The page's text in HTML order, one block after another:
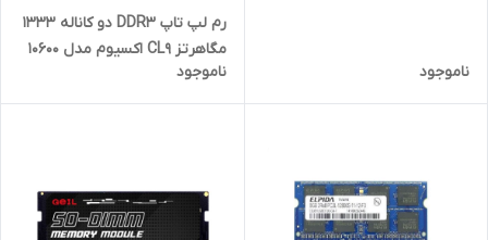
ناموجود
رم لپ تاپ DDR3 دو کاناله 1333
مگاهرتز CL9 اکسیوم مدل 10600
ظرفیت 8 گیگابایت
ناموجود